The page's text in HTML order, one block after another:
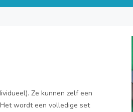
Ze kunnen zelf een
wordt een volledige set